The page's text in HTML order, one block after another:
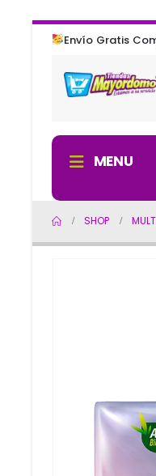
Envío Gratis
MENU
SHOP